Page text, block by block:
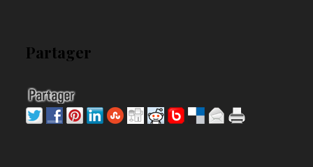
Partager